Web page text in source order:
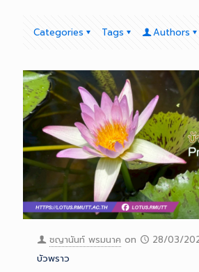
Categories Tags Authors
ชญานันท์ พรมนาค on
28/03/
บัวพราว